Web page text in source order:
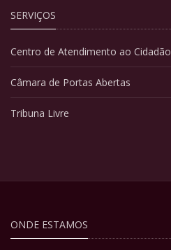
SERVIÇOS
Centro de Atendimento ao Cidadão
Câmara de Portas Abertas
Tribuna Livre
ONDE ESTAMOS